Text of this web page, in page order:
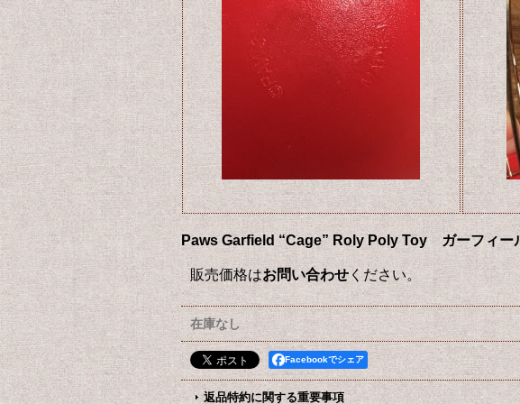
Paws Garfield “Cage” Roly Poly Toy ガーフィ
販売価格はお問い合わせ ください。
在庫なし
Facebookでシェア
返品特約に関する重要事項